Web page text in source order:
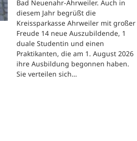
Bad Neuenahr-Ahrweiler. Auch in
diesem Jahr begrüßt die
Kreissparkasse Ahrweiler mit großer
Freude 14 neue Auszubildende, 1
duale Studentin und einen
Praktikanten, die am 1. August 2026
ihre Ausbildung begonnen haben.
Sie verteilen sich…